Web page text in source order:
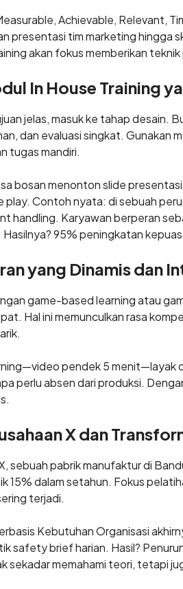
Achievable, Relevant,
presentasi tim marketing hingga
akan fokus memberikan
In House Training
jelas, masuk ke tahap desain.
dan evaluasi singkat. Gunakan
tugas mandiri.
bosan menonton slide
play. Contoh nyata: di sebuah
handling. Karyawan berperan
95% peningkatan
yang Dinamis dan
game-based learning atau
Hal ini memunculkan rasa
pendek 5 menit—layak
perlu absen dari produksi.
X dan
sebuah pabrik manufaktur di
15% dalam setahun. Fokus
terjadi.
Kebutuhan Organisasi
safety brief harian. Hasil?
sekadar memahami teori, tetapi